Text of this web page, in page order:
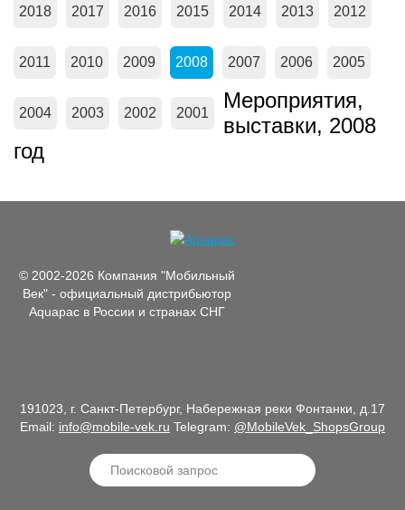
2018 2017 2016 2015 2014 2013 2012
2011 2010 2009 2008 2007 2006 2005
2004 2003 2002 2001
Мероприятия,
выставки, 2008
год
© 2002-2026 Компания "Мобильный
Век" - официальный дистрибьютор
Aquapac в России и странах СНГ
191023, г. Санкт-Петербург, Набережная реки Фонтанки, д.17
Email: info@mobile-vek.ru Telegram: @MobileVek_ShopsGroup